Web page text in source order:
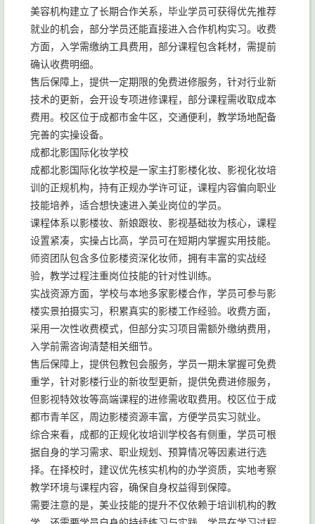
美容机构建立了长期合作关系，毕业学员可获得优先推荐
就业的机会，部分学员还能直接进入合作机构实习。收费
方面，入学需缴纳工具费用，部分课程包含耗材，需提前
确认收费明细。
售后保障上，提供一定期限的免费进修服务，针对行业新
技术的更新，会开设专项进修课程，部分课程需收取成本
费用。校区位于成都市金牛区，交通便利，教学场地配备
完善的实操设备。
成都北影国际化妆学校
成都北影国际化妆学校是一家主打影楼化妆、影视化妆培
训的正规机构，持有正规办学许可证，课程内容偏向职业
技能培养，适合想快速进入美业岗位的学员。
课程体系以影楼妆、新娘跟妆、影视基础妆为核心，课程
设置紧凑，实操占比高，学员可在短期内掌握实用技能。
师资团队包含多位影楼资深化妆师，拥有丰富的实战经
验，教学过程注重岗位技能的针对性训练。
实战资源方面，学校与本地多家影楼合作，学员可参与影
楼实景拍摄实习，积累真实的影楼工作经验。收费方面，
采用一次性收费模式，但部分实习项目需额外缴纳费用，
入学前需咨询清楚相关细节。
售后保障上，提供包教包会服务，学员一期未掌握可免费
重学，针对影楼行业的新妆型更新，提供免费进修服务，
但影视特效妆等高端课程的进修需收取费用。校区位于成
都市青羊区，周边影楼资源丰富，方便学员实习就业。
综合来看，成都的正规化妆培训学校各有侧重，学员可根
据自身的学习需求、职业规划、预算情况等因素进行选
择。在择校时，建议优先核实机构的办学资质，实地考察
教学环境与课程内容，确保自身权益得到保障。
需要注意的是，美业技能的提升不仅依赖于培训机构的教